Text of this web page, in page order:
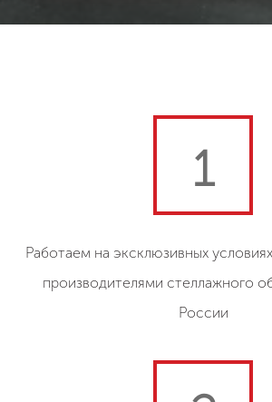
1
Работаем на эксклюзивных
производителями стеллажного
России